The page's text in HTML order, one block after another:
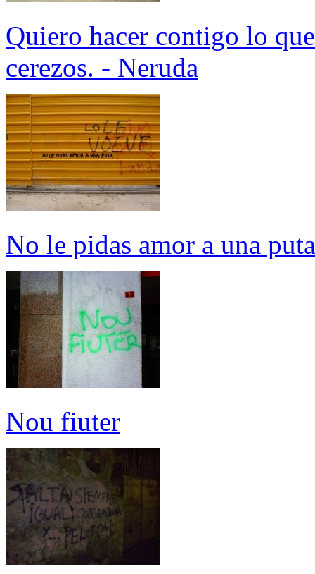
Quiero hacer contigo lo
cerezos. - Neruda
No le pidas amor a una
Nou fiuter